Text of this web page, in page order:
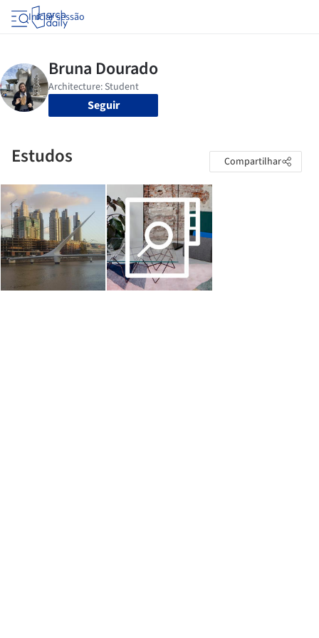
Iniciar sessão
Seguir
Estudos Compartilhar